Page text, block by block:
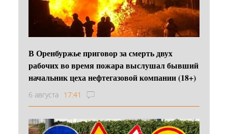
В Оренбуржье приговор за смерть двух
рабочих во время пожара выслушал бывший
начальник цеха нефтегазовой компании (18+)
6 августа 17:41